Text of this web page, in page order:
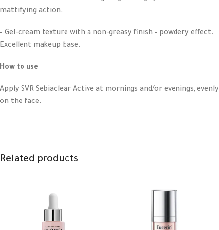
mattifying action.
– Gel-cream texture with a non-greasy finish – powdery effect.
Excellent makeup base.
How to use
Apply SVR Sebiaclear Active at mornings and/or evenings, evenly
on the face.
Related products